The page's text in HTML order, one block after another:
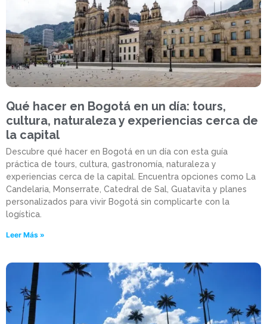
Qué hacer en Bogotá en un día: tours,
cultura, naturaleza y experiencias cerca de
la capital
Descubre qué hacer en Bogotá en un día con esta guía
práctica de tours, cultura, gastronomía, naturaleza y
experiencias cerca de la capital. Encuentra opciones como La
Candelaria, Monserrate, Catedral de Sal, Guatavita y planes
personalizados para vivir Bogotá sin complicarte con la
logística.
Leer Más »